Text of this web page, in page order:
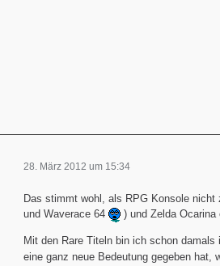
28. März 2012 um 15:34
Das stimmt wohl, als RPG Konsole nicht
und Waverace 64
) und Zelda
Mit den Rare Titeln bin ich schon
eine ganz neue Bedeutung gegeben